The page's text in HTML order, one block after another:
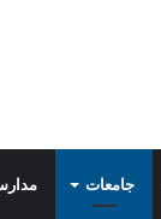
جامعات